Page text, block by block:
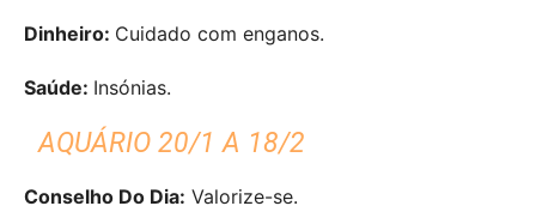
Dinheiro: Cuidado com enganos.
Saúde: Insónias.
AQUÁRIO 20/1 A 18/2
Conselho Do Dia: Valorize-se.